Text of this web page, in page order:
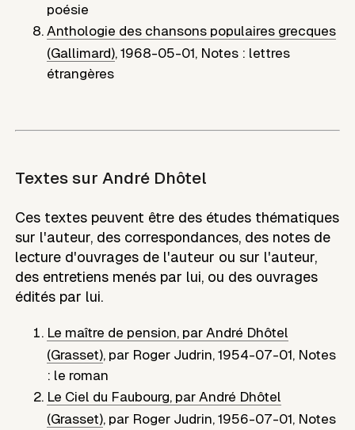
poésie
Anthologie des chansons populaires grecques
(Gallimard),1968-05-01, Notes : lettres
étrangères
Textes sur André Dhôtel
Ces textes peuvent être des études thématiques
sur l'auteur, des correspondances, des notes de
lecture d'ouvrages de l'auteur ou sur l'auteur,
des entretiens menés par lui, ou des ouvrages
édités par lui.
Le maître de pension, par André Dhôtel
(Grasset), par Roger Judrin, 1954-07-01, Notes
: le roman
Le Ciel du Faubourg, par André Dhôtel
(Grasset), par Roger Judrin, 1956-07-01, Notes